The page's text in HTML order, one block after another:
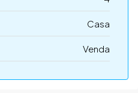
Casa
Venda